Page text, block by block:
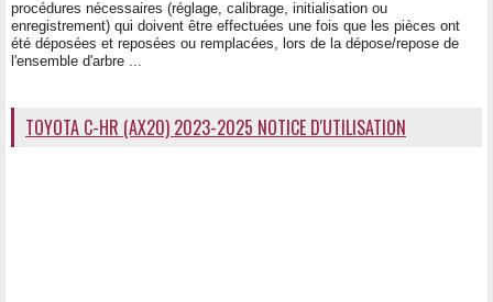
procédures nécessaires (réglage, calibrage, initialisation ou
enregistrement) qui doivent être effectuées une fois que les pièces ont
été déposées et reposées ou remplacées, lors de la dépose/repose de
l'ensemble d'arbre ...
TOYOTA C-HR (AX20) 2023-2025 NOTICE D'UTILISATION